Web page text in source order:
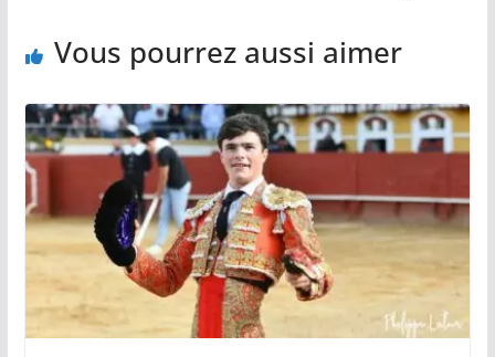
Vous pourrez aussi aimer